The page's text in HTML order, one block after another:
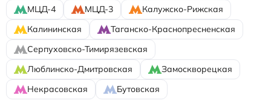
МЦД-4
МЦД-3
Калужско-Рижская
Калининская
Таганско-Краснопресненская
Серпуховско-Тимирязевская
Люблинско-Дмитровская
Замоскворецкая
Некрасовская
Бутовская